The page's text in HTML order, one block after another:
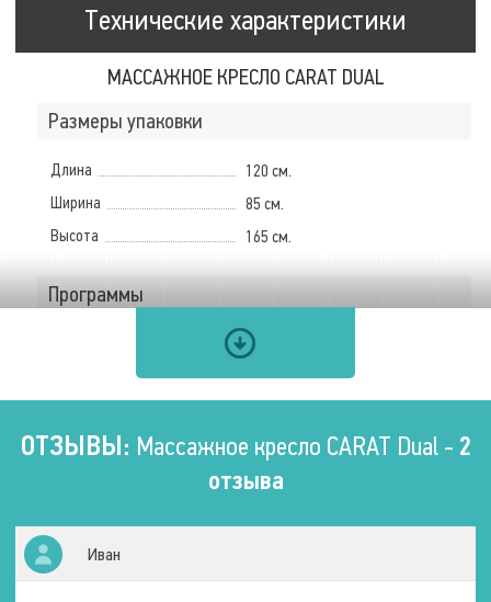
Технические характеристики
МАССАЖНОЕ КРЕСЛО CARAT DUAL
Размеры упаковки
Длина
120 см.
Ширина
85 см.
Высота
165 см.
Программы
Количество автоматических
10 шт.
Количество запоминаемых
Количество комбинаций
5 мин
20 мин
ОТЗЫВЫ: Массажное кресло CARAT Dual - 2
отзыва
Иван